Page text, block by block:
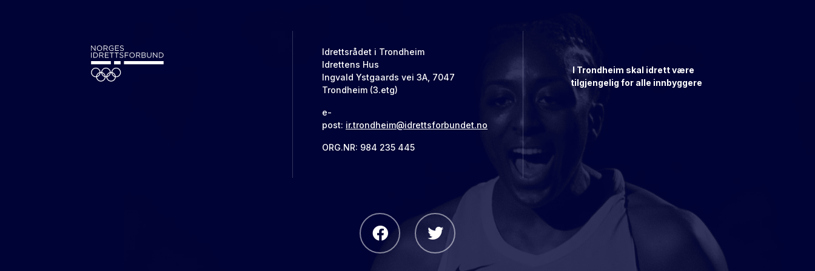
Idrettsrådet i Trondheim
Idrettens Hus
Ingvald Ystgaards vei 3A, 7047
Trondheim (3.etg)
e-
post: ir.trondheim@idrettsforbundet.no
ORG.NR: 984 235 445
I Trondheim skal idrett være
tilgjengelig for alle innbyggere